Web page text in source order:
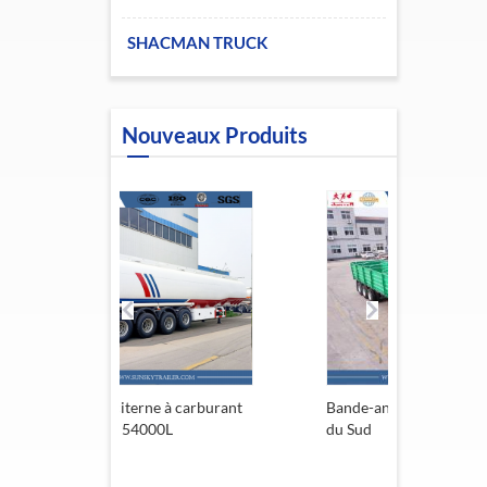
SHACMAN TRUCK
Nouveaux Produits
Bande-annonce de l'Afrique